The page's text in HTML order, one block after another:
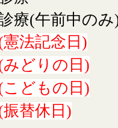
(午前中のみ
法記念日)
どりの日)
どもの日)
替休日)